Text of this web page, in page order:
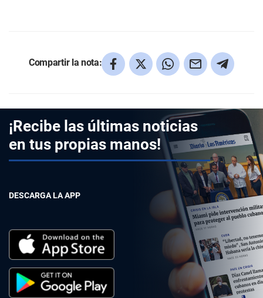
Compartir la nota:
¡Recibe las últimas noticias
en tus propias manos!
DESCARGA LA APP